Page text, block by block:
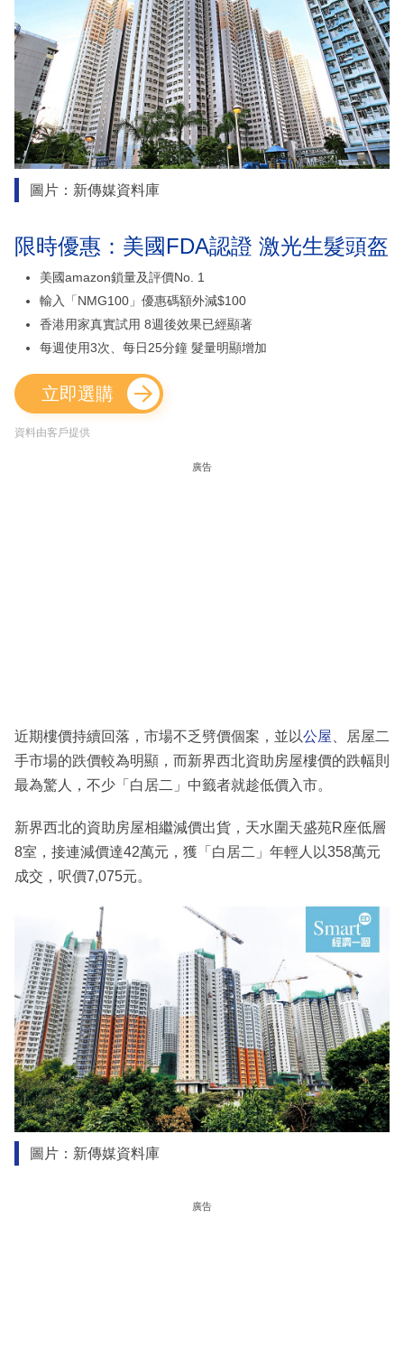
圖片：新傳媒資料庫
限時優惠：美國FDA認證 激光生髮頭盔
美國amazon鎖量及評價No. 1
輸入「NMG100」優惠碼額外減$100
香港用家真實試用 8週後效果已經顯著
每週使用3次、每日25分鐘 髮量明顯增加
立即選購
資料由客戶提供
廣告
近期樓價持續回落，市場不乏劈價個案，並以公屋 、居屋二
手市場的跌價較為明顯，而新界西北資助房屋樓價的跌幅則
最為驚人，不少「白居二」中籤者就趁低價入市。
新界西北的資助房屋相繼減價出貨，天水圍天盛苑R座低層
8室，接連減價達42萬元，獲「白居二」年輕人以358萬元
成交，呎價7,075元。
圖片：新傳媒資料庫
廣告